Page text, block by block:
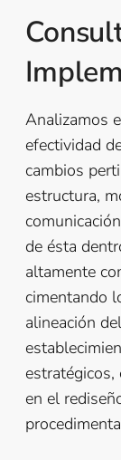
Analizamos
efectividad
cambios
estructura,
de ésta
altamente
cimentando
alineación
en el